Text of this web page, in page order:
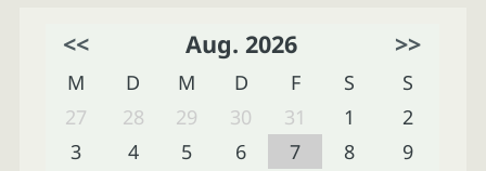
<< Aug. 2026 >>
M D M D F S
S
27
28 29 30 31 1
2
3
4 5 6 7 8
9